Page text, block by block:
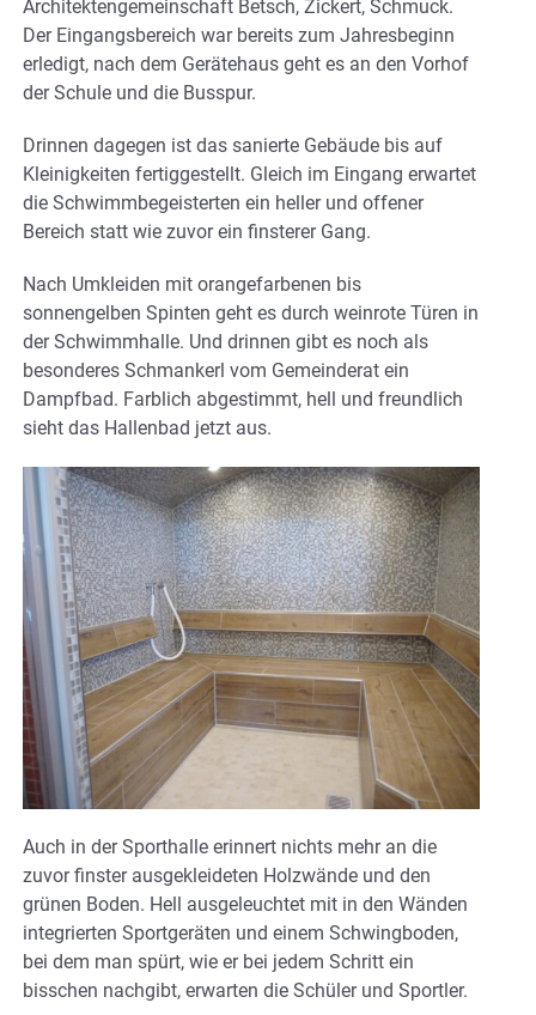
Architektengemeinschaft Betsch, Zickert, Schmuck.
Der Eingangsbereich war bereits zum Jahresbeginn
erledigt, nach dem Gerätehaus geht es an den Vorhof
der Schule und die Busspur.
Drinnen dagegen ist das sanierte Gebäude bis auf
Kleinigkeiten fertiggestellt. Gleich im Eingang erwartet
die Schwimmbegeisterten ein heller und offener
Bereich statt wie zuvor ein finsterer Gang.
Nach Umkleiden mit orangefarbenen bis
sonnengelben Spinten geht es durch weinrote Türen in
der Schwimmhalle. Und drinnen gibt es noch als
besonderes Schmankerl vom Gemeinderat ein
Dampfbad. Farblich abgestimmt, hell und freundlich
sieht das Hallenbad jetzt aus.
Auch in der Sporthalle erinnert nichts mehr an die
zuvor finster ausgekleideten Holzwände und den
grünen Boden. Hell ausgeleuchtet mit in den Wänden
integrierten Sportgeräten und einem Schwingboden,
bei dem man spürt, wie er bei jedem Schritt ein
bisschen nachgibt, erwarten die Schüler und Sportler.